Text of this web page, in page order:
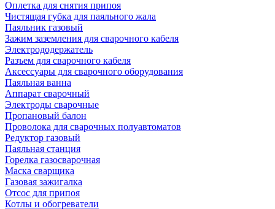
Оплетка для снятия припоя
Чистящая губка для паяльного жала
Паяльник газовый
Зажим заземления для сварочного кабеля
Электрододержатель
Разъем для сварочного кабеля
Аксессуары для сварочного оборудования
Паяльная ванна
Аппарат сварочный
Электроды сварочные
Пропановый балон
Проволока для сварочных полуавтоматов
Редуктор газовый
Паяльная станция
Горелка газосварочная
Маска сварщика
Газовая зажигалка
Отсос для припоя
Котлы и обогреватели